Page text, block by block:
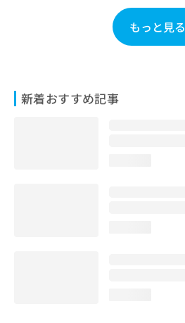
もっと見る
新着おすすめ記事
は
こ